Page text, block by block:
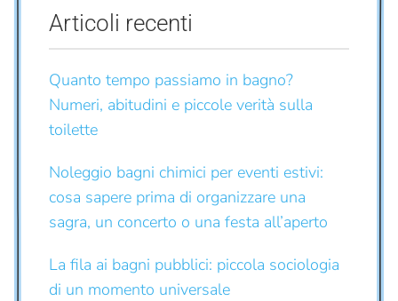
Articoli recenti
Quanto tempo passiamo in bagno?
Numeri, abitudini e piccole verità sulla
toilette
Noleggio bagni chimici per eventi estivi:
cosa sapere prima di organizzare una
sagra, un concerto o una festa all’aperto
La fila ai bagni pubblici: piccola sociologia
di un momento universale